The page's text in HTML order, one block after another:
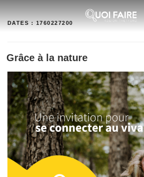
contenu
DATES : 1760227200
Grâce à la nature